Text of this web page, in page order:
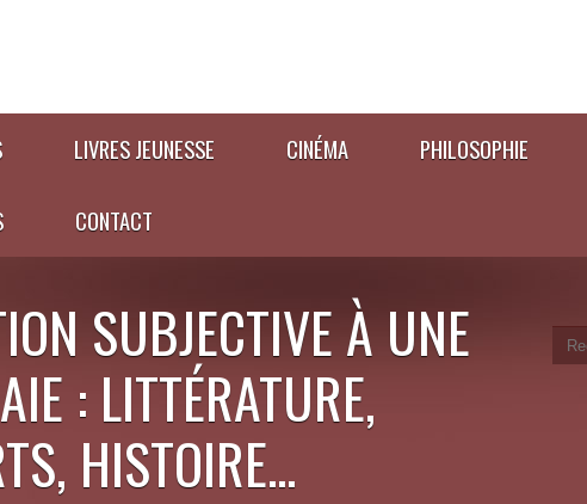
LIVRES JEUNESSE CINÉMA PHILOSOPHIE
CONTACT
SUBJECTIVE À UNE
: LITTÉRATURE,
HISTOIRE...